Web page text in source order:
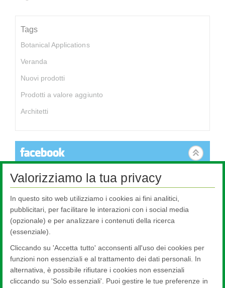
Tags
Botanical Applications
Veranda
Nuovi prodotti
Prodotti a valore aggiunto
Architetti
Questo contenuto non è disponibile perché i cookies non sono
autorizzati. Per cambiare le tue impostazioni clicca qui.
Impostazioni dei cookies
Valorizziamo la tua privacy
In questo sito web utilizziamo i cookies ai fini analitici,
pubblicitari, per facilitare le interazioni con i social media
(opzionale) e per analizzare i contenuti della ricerca
(essenziale).
Cliccando su 'Accetta tutto' acconsenti all'uso dei cookies per
funzioni non essenziali e al trattamento dei dati personali. In
alternativa, è possibile rifiutare i cookies non essenziali
cliccando su 'Solo essenziali'. Puoi gestire le tue preferenze in